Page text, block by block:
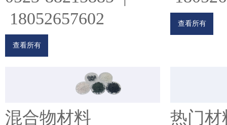
18052657602
查看所有
查看所有
混合物材料
热门材